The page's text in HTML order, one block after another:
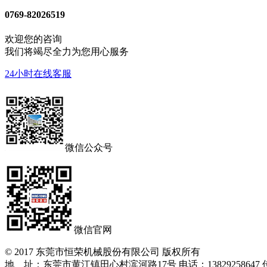
0769-82026519
欢迎您的咨询
我们将竭尽全力为您用心服务
24小时在线客服
微信公众号
微信官网
© 2017 东莞市恒荣机械股份有限公司 版权所有
地 址：东莞市黄江镇田心村滨河路17号 电话：13829258647